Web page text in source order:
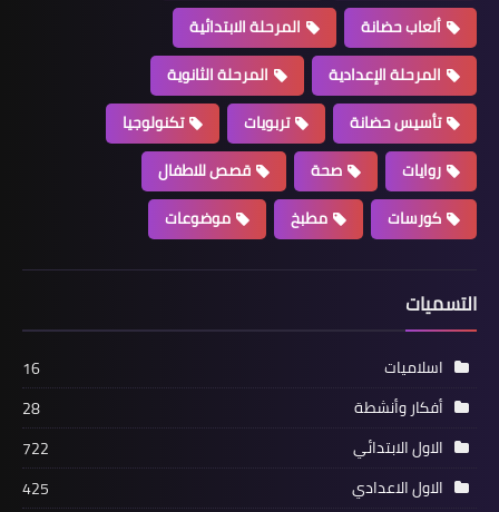
ألعاب حضانة
المرحلة الابتدائية
المرحلة الإعدادية
المرحلة الثانوية
تأسيس حضانة
تربويات
تكنولوجيا
روايات
صحة
قصص للاطفال
كورسات
مطبخ موضوعات
التسميات
اسلاميات
16
أفكار وأنشطة
28
الاول الابتدائي
722
الاول الاعدادي
425